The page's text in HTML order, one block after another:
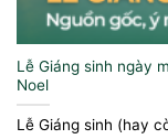
Lễ Giáng sinh ngày
Noel
Lễ Giáng sinh (hay